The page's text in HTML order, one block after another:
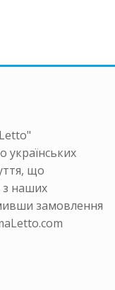
українських
що
з наших
замовлення